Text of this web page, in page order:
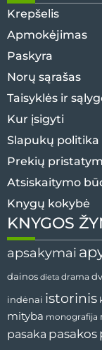
Krepšelis
Apmokėjimas
Paskyra
Norų sąrašas
Taisyklės ir
Kur įsigyti
Slapukų politika
Prekių
Atsiskaitymo
Knygų kokybė
KNYGOS
apsakymai
dainos dieta drama
indėnai istorinis
mityba monografija
pasaka pasakos